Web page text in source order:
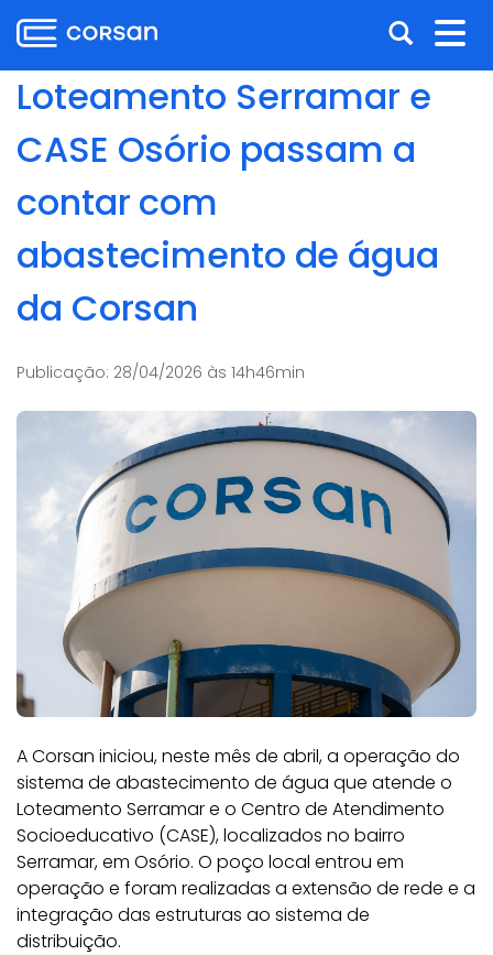
para
o
conteúdo
para
menu
para
busca
para
o
conteúdo
Abrir
a
busca
Loteamento Serramar e
CASE Osório passam a
contar com
abastecimento de água
da Corsan
Publicação: 28/04/2026 às 14h46min
A Corsan iniciou, neste mês de abril, a operação do
sistema de abastecimento de água que atende o
Loteamento Serramar e o Centro de Atendimento
Socioeducativo (CASE), localizados no bairro
Serramar, em Osório. O poço local entrou em
operação e foram realizadas a extensão de rede e a
integração das estruturas ao sistema de
distribuição.